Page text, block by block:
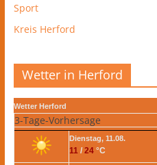
Sport
Kreis Herford
Wetter in Herford
Wetter Herford
3-Tage-Vorhersage
Dienstag, 11.08.
11/ 24°C